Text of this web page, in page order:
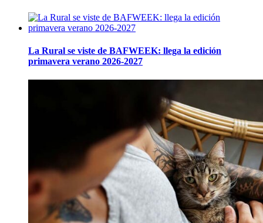
La Rural se viste de BAFWEEK: llega la edición
primavera verano 2026-2027